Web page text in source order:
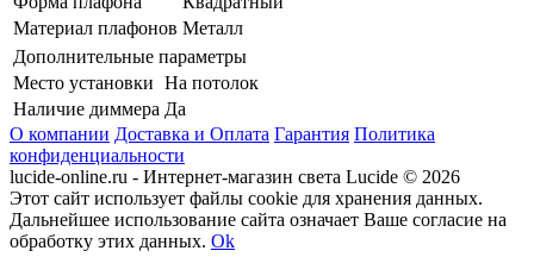
Материал плафонов Металл
Дополнительные параметры
Место установки На потолок
Наличие диммера Да
О компании Доставка и Оплата Гарантия Политика
конфиденциальности
lucide-online.ru - Интернет-магазин света Lucide © 2026
Этот сайт использует файлы cookie для хранения данных.
Дальнейшее использование сайта означает Ваше согласие на
обработку этих данных. Ok